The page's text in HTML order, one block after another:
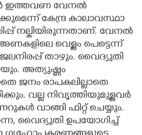
ഇത്തവണ വേനൽ
കേന്ദ്ര കാലാവസ്ഥാ
നല്കിയിരുന്നതാണ്. വേനൽ
വെള്ളം പെട്ടെന്ന്
താഴും. വൈദ്യുതി
അത്യുഷ്ണം
ജനം രാപകലില്ലാതെ
വല്ല നിവൃത്തിയുമുള്ളവർ
വാങ്ങി ഫിറ്റ് ചെയ്യും.
വൈദ്യുതി ഉപയോഗിച്ച്